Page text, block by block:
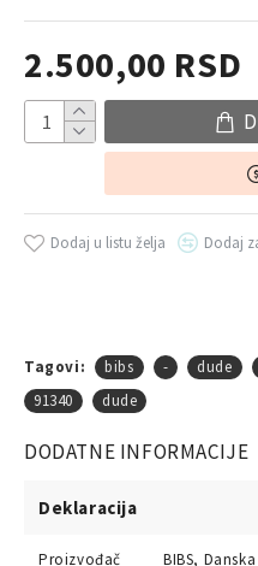
2.500,00 RSD
Dodaj u listu želja Dodaj
Tagovi: bibs - dude
91340
dude
DODATNE INFORMACIJE
Deklaracija
Proizvođač BIBS, Danska